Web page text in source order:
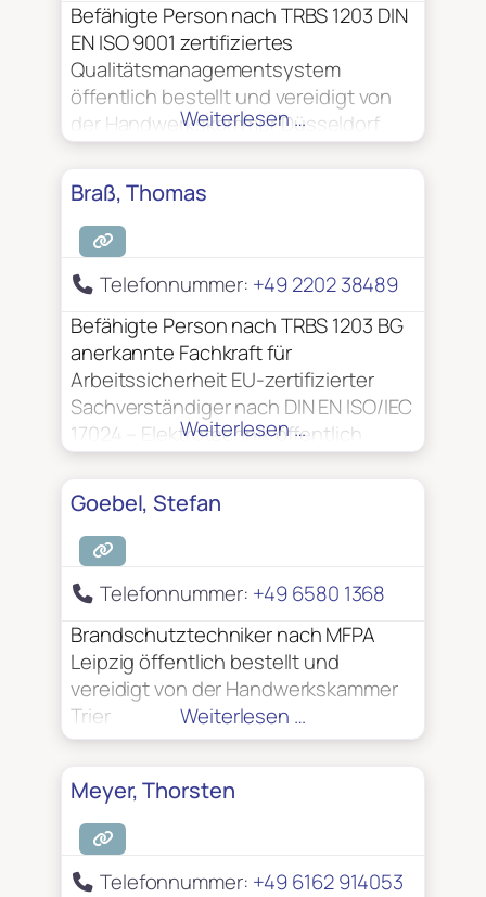
Befähigte Person nach TRBS 1203 DIN
EN ISO 9001 zertifiziertes
Qualitätsmanagementsystem
öffentlich bestellt und vereidigt von
der Handwerkskammer Düsseldorf
VdS – anerkannter Sachverständiger
zur Prüfung elektrischer Anlagen
Zertifiziert nach DIN 14675 für die
Planung, Projektierung und Abnahme
von Brandmeldeanlagen Zulassung
nach §20a Strahlenschutzverordnung
(StrlSchV) Zuverlässigkeit gemäß § 7
Luftsicherheitsgesetz (LuftSIG)
Weiterlesen …
Braß, Thomas
Telefonnummer: +49 2202 38489
Befähigte Person nach TRBS 1203 BG
anerkannte Fachkraft für
Arbeitssicherheit EU-zertifizierter
Sachverständiger nach DIN EN ISO/IEC
17024 – Elektrotechnik öffentlich
bestellt und vereidigt von der
Handwerkskammer zu Köln
Sachkundiger für
Arbeitsplatzbeleuchtung gemäß BGG
917 / DGUV G 315-201 Sachkundiger
für Fluchttürsysteme und
Feststellanlagen Sicherheitsingenieur
VdS – anerkannter Sachverständiger
zur Prüfung elektrischer Anlagen
Weiterlesen …
Goebel, Stefan
Telefonnummer: +49 6580 1368
Brandschutztechniker nach MFPA
Leipzig öffentlich bestellt und
vereidigt von der Handwerkskammer
Trier
Weiterlesen …
Meyer, Thorsten
Telefonnummer: +49 6162 914053